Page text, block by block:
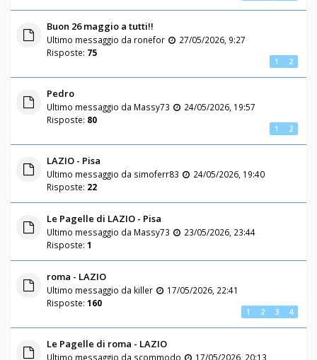
Buon 26 maggio a tutti!!
Ultimo messaggio da ronefor
27/05/2026, 9:27
Risposte: 75
1 2
Pedro
Ultimo messaggio da Massy73
24/05/2026, 19:57
Risposte: 80
1 2
LAZIO - Pisa
Ultimo messaggio da simoferr83
24/05/2026, 19:40
Risposte: 22
Le Pagelle di LAZIO - Pisa
Ultimo messaggio da Massy73
23/05/2026, 23:44
Risposte: 1
roma - LAZIO
Ultimo messaggio da killer
17/05/2026, 22:41
Risposte: 160
1 2 3 4
Le Pagelle di roma - LAZIO
Ultimo messaggio da scommodo
17/05/2026, 20:13